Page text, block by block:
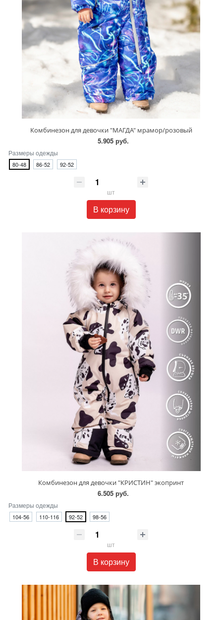
Комбинезон для девочки "МАГДА" мрамор/розовый
5.905 руб.
Размеры одежды
80-48 86-52 92-52
шт
В корзину
Комбинезон для девочки "КРИСТИН" экопринт
6.505 руб.
Размеры одежды
104-56 110-116 92-52 98-56
шт
В корзину